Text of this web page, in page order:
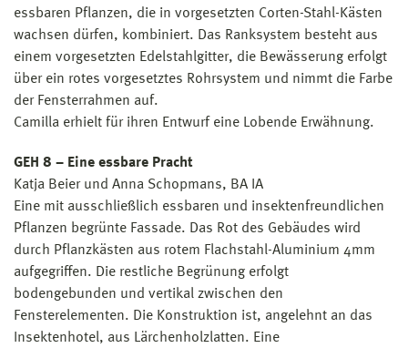
essbaren Pflanzen, die in vorgesetzten Corten-Stahl-Kästen
wachsen dürfen, kombiniert. Das Ranksystem besteht aus
einem vorgesetzten Edelstahlgitter, die Bewässerung erfolgt
über ein rotes vorgesetztes Rohrsystem und nimmt die Farbe
der Fensterrahmen auf.
Camilla erhielt für ihren Entwurf eine Lobende Erwähnung.
GEH 8 – Eine essbare Pracht
Katja Beier und Anna Schopmans, BA IA
Eine mit ausschließlich essbaren und insektenfreundlichen
Pflanzen begrünte Fassade. Das Rot des Gebäudes wird
durch Pflanzkästen aus rotem Flachstahl-Aluminium 4mm
aufgegriffen. Die restliche Begrünung erfolgt
bodengebunden und vertikal zwischen den
Fensterelementen. Die Konstruktion ist, angelehnt an das
Insektenhotel, aus Lärchenholzlatten. Eine